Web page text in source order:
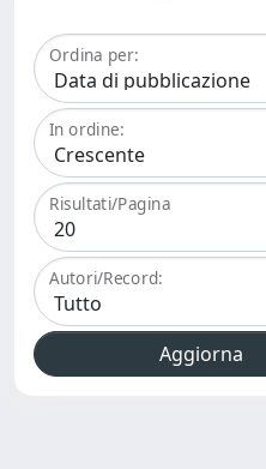
Ordina per:
In ordine:
Risultati/Pagina
Autori/Record: